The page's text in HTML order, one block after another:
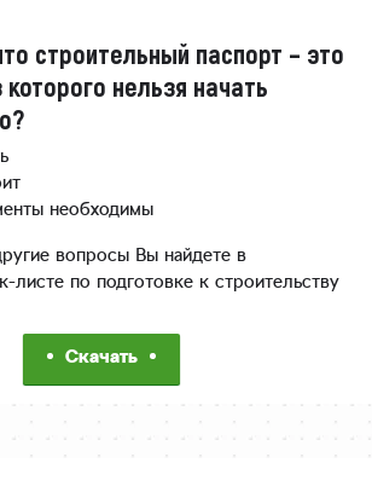
строительный паспорт – это
нельзя начать
необходимы
вопросы Вы найдете в
по подготовке к строительству
Скачать